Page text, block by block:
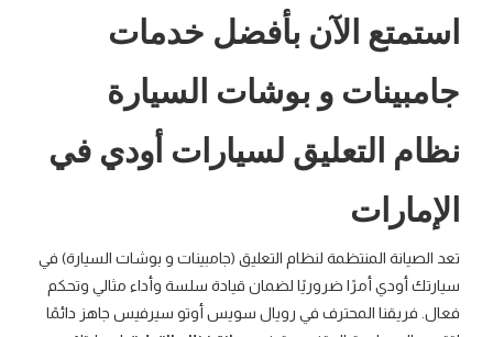
استمتع الآن بأفضل خدمات
جامبينات و بوشات السيارة
نظام التعليق لسيارات أودي في
الإمارات
تعد الصيانة المنتظمة لنظام التعليق (جامبينات و بوشات السيارة) في
سيارتك أودي أمرًا ضروريًا لضمان قيادة سلسة وأداء مثالي وتحكم
فعال. فريقنا المحترف في رويال سويس أوتو سيرفيس جاهز دائمًا